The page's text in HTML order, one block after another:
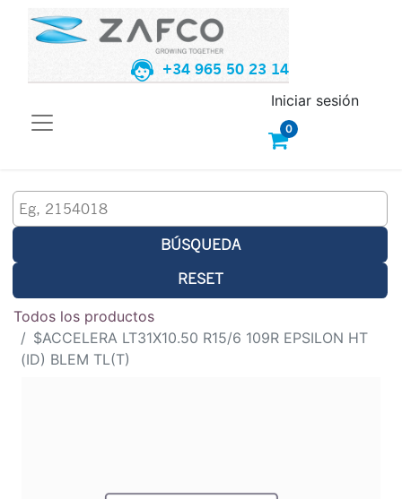
+34 965 50 23 14
0
Iniciar sesión
BÚSQUEDA
RESET
Todos los productos
$ACCELERA LT31X10.50 R15/6 109R EPSILON HT
(ID) BLEM TL(T)